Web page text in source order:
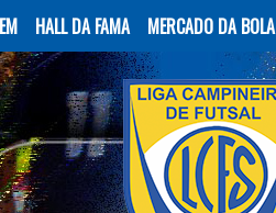
HALL DA FAMA MERCADO DA BOLA